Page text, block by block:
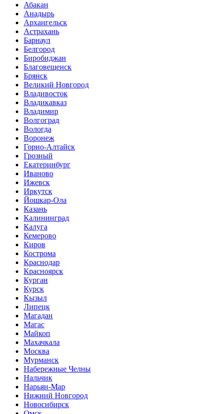
Абакан
Анадырь
Архангельск
Астрахань
Барнаул
Белгород
Биробиджан
Благовещенск
Брянск
Великий Новгород
Владивосток
Владикавказ
Владимир
Волгоград
Вологда
Воронеж
Горно-Алтайск
Грозный
Екатеринбург
Иваново
Ижевск
Иркутск
Йошкар-Ола
Казань
Калининград
Калуга
Кемерово
Киров
Кострома
Краснодар
Красноярск
Курган
Курск
Кызыл
Липецк
Магадан
Магас
Майкоп
Махачкала
Москва
Мурманск
Набережные Челны
Нальчик
Нарьян-Мар
Нижний Новгород
Новосибирск